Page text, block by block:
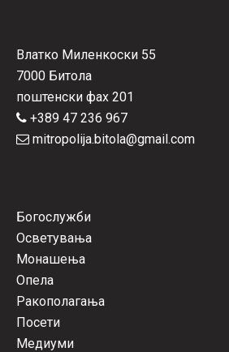
Влатко Миленкоски 55
7000 Битола
поштенски фах 201
+389 47 236 967
mitropolija.bitola@gmail.com
Богослужби
Осветувања
Монашења
Опела
Ракополагања
Посети
Медиуми